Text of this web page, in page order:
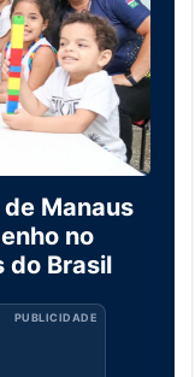
Manaus
no
do Brasil
PUBLICIDADE